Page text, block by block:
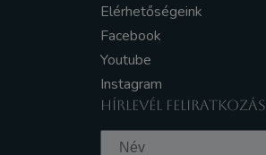
Elérhetőségeink
Facebook
Youtube
Instagram
HÍRLEVÉL FELIRATKOZÁS